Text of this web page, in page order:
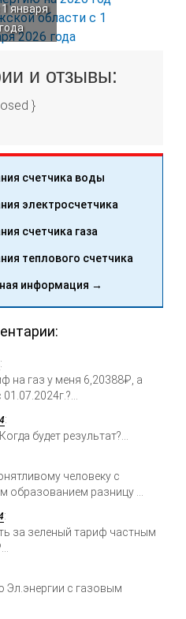
января
и отзывы:
}
счетчика воды
электросчетчика
счетчика газа
теплового счетчика
информация →
:
на газ у меня 6,20388₽, а
:
будет результат?...
человеку с
образованием разницу ...
:
за зеленый тариф частным
Эл.энергии с газовым